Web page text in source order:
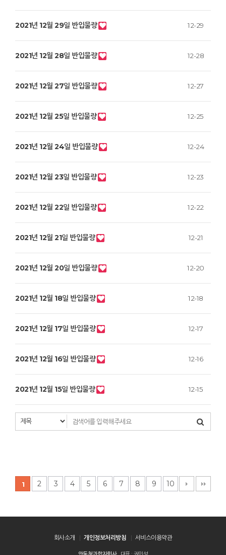
2021년 12월 29일 반입물량 12-29
2021년 12월 28일 반입물량 12-28
2021년 12월 27일 반입물량 12-27
2021년 12월 25일 반입물량 12-25
2021년 12월 24일 반입물량 12-24
2021년 12월 23일 반입물량 12-23
2021년 12월 22일 반입물량 12-22
2021년 12월 21일 반입물량 12-21
2021년 12월 20일 반입물량 12-20
2021년 12월 18일 반입물량 12-18
2021년 12월 17일 반입물량 12-17
2021년 12월 16일 반입물량 12-16
2021년 12월 15일 반입물량 12-15
1 2 3 4 5 6 7 8 9 10
회사소개 개인정보처리방침 서비스이용약관